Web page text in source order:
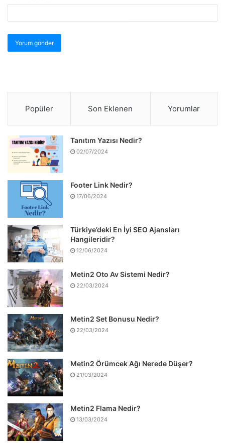
Popüler Son Eklenen Yorumlar
Tanıtım Yazısı Nedir?
02/07/2024
Footer Link Nedir?
17/06/2024
Türkiye’deki En İyi SEO Ajansları
Hangileridir?
12/06/2024
Metin2 Oto Av Sistemi Nedir?
22/03/2024
Metin2 Set Bonusu Nedir?
22/03/2024
Metin2 Örümcek Ağı Nerede Düşer?
21/03/2024
Metin2 Flama Nedir?
13/03/2024